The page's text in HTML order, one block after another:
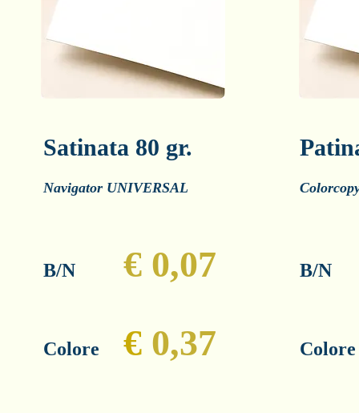
Satinata 80 gr.
Navigator UNIVERSAL
​B/N € 0,07
Colore € 0,37
​B/